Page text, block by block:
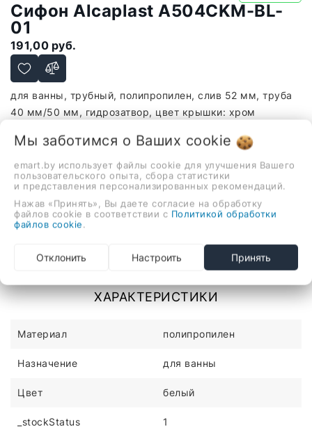
Сифон Alcaplast A504CKM-BL-
01
191,00 руб.
для ванны, трубный, полипропилен, слив 52 мм, труба
40 мм/50 мм, гидрозатвор, цвет крышки: хром
- +
В корзину
для ванны, трубный, полипропилен, слив 52 мм, труба
40 мм/50 мм, гидрозатвор, цвет крышки: хром
ХАРАКТЕРИСТИКИ
Материал полипропилен
Назначение для ванны
Цвет белый
_stockStatus 1
Мы заботимся о Ваших cookie
emart.by использует файлы cookie для улучшения Вашего
пользовательского опыта, сбора статистики
и представления персонализированных рекомендаций.
Нажав «Принять», Вы даете согласие на обработку
файлов cookie в соответствии с Политикой обработки
файлов cookie
Отклонить Настроить Принять